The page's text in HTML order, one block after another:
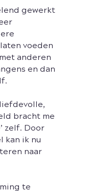
gewerkt
voeden
anderen
en dan
bracht me
zelf. Door
kan ik nu
naar
te